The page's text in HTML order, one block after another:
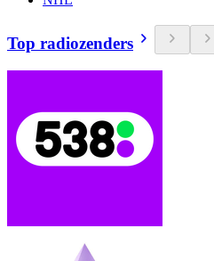
Top radiozenders